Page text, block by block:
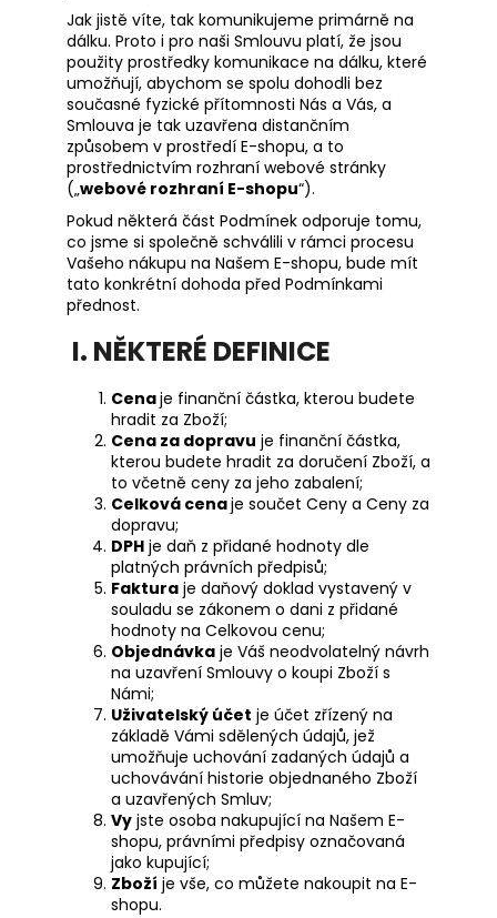
Jak jistě víte, tak komunikujeme primárně na
dálku. Proto i pro naši Smlouvu platí, že jsou
použity prostředky komunikace na dálku, které
umožňují, abychom se spolu dohodli bez
současné fyzické přítomnosti Nás a Vás, a
Smlouva je tak uzavřena distančním
způsobem v prostředí E-shopu, a to
prostřednictvím rozhraní webové stránky
(„webové rozhraní E-shopu“).
Pokud některá část Podmínek odporuje tomu,
co jsme si společně schválili v rámci procesu
Vašeho nákupu na Našem E-shopu, bude mít
tato konkrétní dohoda před Podmínkami
přednost.
I. NĚKTERÉ DEFINICE
Cenaje finanční částka, kterou budete
hradit za Zboží;
Cena za dopravu je finanční částka,
kterou budete hradit za doručení Zboží, a
to včetně ceny za jeho zabalení;
Celková cenaje součet Ceny a Ceny za
dopravu;
DPH je daň z přidané hodnoty dle
platných právních předpisů;
Faktura je daňový doklad vystavený v
souladu se zákonem o dani z přidané
hodnoty na Celkovou cenu;
Objednávka je Váš neodvolatelný návrh
na uzavření Smlouvy o koupi Zboží s
Námi;
Uživatelský účet je účet zřízený na
základě Vámi sdělených údajů, jež
umožňuje uchování zadaných údajů a
uchovávání historie objednaného Zboží
a uzavřených Smluv;
Vy jste osoba nakupující na Našem E-
shopu, právními předpisy označovaná
jako kupující;
Zboží je vše, co můžete nakoupit na E-
shopu.
WELSCHRIESLING